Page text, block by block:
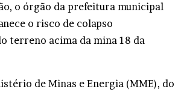
o órgão da prefeitura municipal
o risco de colapso
terreno acima da mina 18 da
de Minas e Energia (MME), do